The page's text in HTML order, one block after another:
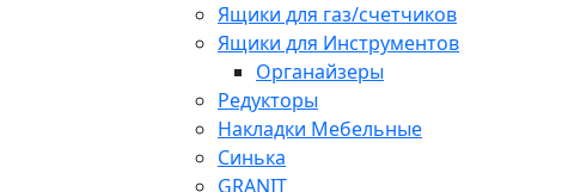
Ящики для газ/счетчиков
Ящики для Инструментов
Органайзеры
Редукторы
Накладки Мебельные
Синька
GRANIT